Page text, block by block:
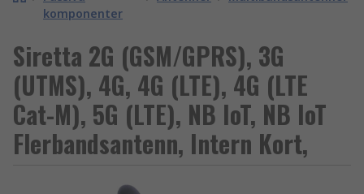
komponenter
Siretta 2G (GSM/GPRS), 3G
(UTMS), 4G, 4G (LTE), 4G (LTE
Cat-M), 5G (LTE), NB IoT, NB IoT
Flerbandsantenn, Intern Kort,